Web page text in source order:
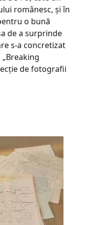
românesc, și în
o bună
de a surprinde
s-a concretizat
de fotografii